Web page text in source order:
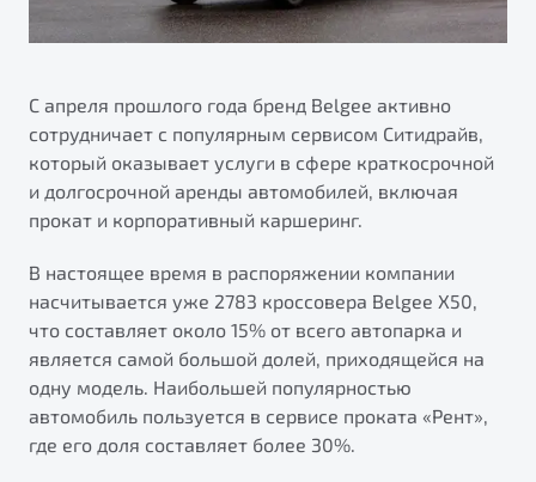
В наличии
Элегантный и практичный седан
от 1 699 990 ₽*
Обзор В наличии
Узнайте о специальных выгодах при покупке
автомобиля Belgee
Подробно
Клиентская поддержка
Помощь на дорогах
С апреля прошлого года бренд Belgee активно
сотрудничает с популярным сервисом Ситидрайв,
который оказывает услуги в сфере краткосрочной
и долгосрочной аренды автомобилей, включая
прокат и корпоративный каршеринг.
В настоящее время в распоряжении компании
насчитывается уже 2783 кроссовера Belgee X50,
что составляет около 15% от всего автопарка и
является самой большой долей, приходящейся на
одну модель. Наибольшей популярностью
автомобиль пользуется в сервисе проката «Рент»,
где его доля составляет более 30%.